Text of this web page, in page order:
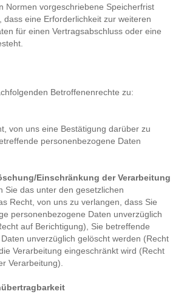
Normen vorgeschriebene Speicherfrist
dass eine Erforderlichkeit zur weiteren
für einen Vertragsabschluss oder eine
Betroffenenrechte zu:
von uns eine Bestätigung darüber zu
personenbezogene Daten
Einschränkung der Verarbeitung
Sie das unter den gesetzlichen
Recht, von uns zu verlangen, dass Sie
personenbezogene Daten unverzüglich
auf Berichtigung), Sie betreffende
unverzüglich gelöscht werden (Recht
Verarbeitung eingeschränkt wird (Recht
Verarbeitung).